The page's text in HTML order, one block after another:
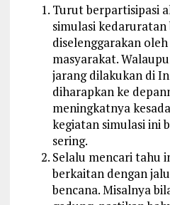
Turut berpartisipasi
simulasi kedaruratan
diselenggarakan
masyarakat.
jarang dilakukan di
diharapkan ke
meningkatnya
kegiatan simulasi ini
sering.
Selalu mencari tahu
berkaitan dengan
bencana. Misalnya